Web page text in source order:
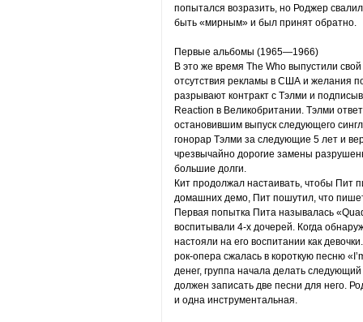
попытался возразить, но Роджер
быть «мирным» и был принят обратно.
Первые альбомы (1965—1966)
В это же время The Who выпустили
отсутствия рекламы в США и желания
разрывают контракт с Тэлми и
Reaction в Великобритании. Тэлми
остановившим выпуск следующего
гонорар Тэлми за следующие 5 лет и
чрезвычайно дорогие замены
большие долги.
Кит продолжал настаивать, чтобы Пит
домашних демо, Пит пошутил, что
Первая попытка Пита называлась
воспитывали 4-х дочерей. Когда
настояли на его воспитании как
рок-опера сжалась в короткую песню
денег, группа начала делать
должен записать две песни для него.
и одна инструментальная.